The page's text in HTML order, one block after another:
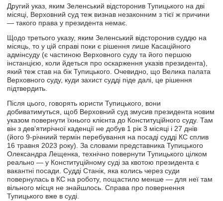
Другий указ, яким Зеленський відсторонив Тупицького на дві
місяці, Верховний суд теж визнав незаконним з тієї ж причини
— такого права у президента немає.
Щодо третього указу, яким Зеленський відсторонив суддю на
місяць, то у цій справі поки є рішення лише Касаційного
адмінсуду (є частиною Верховного суду та його першою
інстанцією, коли йдеться про оскарження указів президента),
який теж став на бік Тупицького. Очевидно, що Велика палата
Верховного суду, куди захист судді піде далі, це рішення
підтвердить.
Після цього, говорять юристи Тупицького, вони
добиватимуться, щоб Верховний суд змусив президента новим
указом повернути їхнього клієнта до Конституційного суду. Там
він з девʼятирічної каденції не добув 1 рік 3 місяці і 27 днів
(його 9-річниий термін перебування на посаді судді КС сплив
16 травня 2023 року). За словами представника Тупицького
Олександра Лещенка, технічно повернути Тупицького цілком
реально — у Конституційному суді за квотою президента є
вакантні посади. Судді Станік, яка колись через суди
повернулась в КС на роботу, пощастило менше — для неї там
вільного місця не знайшлось. Справа про повернення
Тупицького вже в суді.